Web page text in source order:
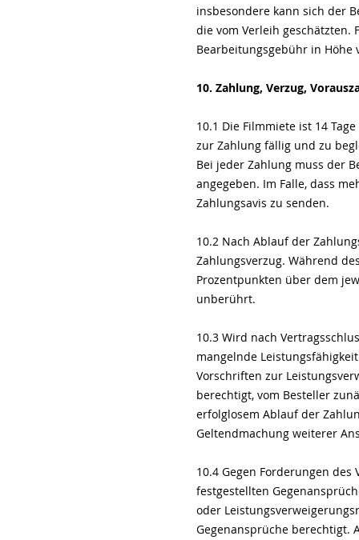
insbesondere kann sich der
die vom Verleih geschätzten.
Bearbeitungsgebühr in Höhe
10. Zahlung, Verzug,
10.1 Die Filmmiete ist 14
zur Zahlung fällig und zu
Bei jeder Zahlung muss der
angegeben. Im Falle, dass
Zahlungsavis zu senden.
10.2 Nach Ablauf der
Zahlungsverzug. Während
Prozentpunkten über dem
unberührt.
10.3 Wird nach
mangelnde
Vorschriften zur
berechtigt, vom Besteller
erfolglosem Ablauf der
Geltendmachung weiterer
10.4 Gegen Forderungen
festgestellten
oder
Gegenansprüche berechtigt.